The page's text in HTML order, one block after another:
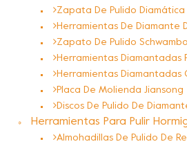
Zapata De Pulido Diamática
Herramientas De Diamante
Zapato De Pulido
Herramientas Diamantadas
Herramientas Diamantadas
Placa De Molienda Jiansong
Discos De Pulido De
Herramientas Para Pulir
Almohadillas De Pulido De